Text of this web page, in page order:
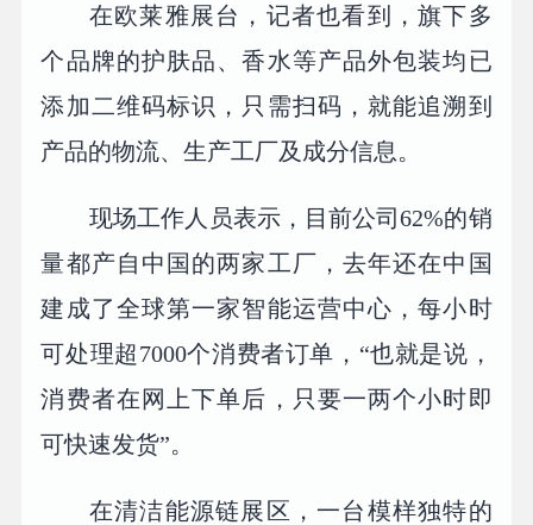
在欧莱雅展台，记者也看到，旗下多
个品牌的护肤品、香水等产品外包装均已
添加二维码标识，只需扫码，就能追溯到
产品的物流、生产工厂及成分信息。
现场工作人员表示，目前公司62%的销
量都产自中国的两家工厂，去年还在中国
建成了全球第一家智能运营中心，每小时
可处理超7000个消费者订单，“也就是说，
消费者在网上下单后，只要一两个小时即
可快速发货”。
在清洁能源链展区，一台模样独特的